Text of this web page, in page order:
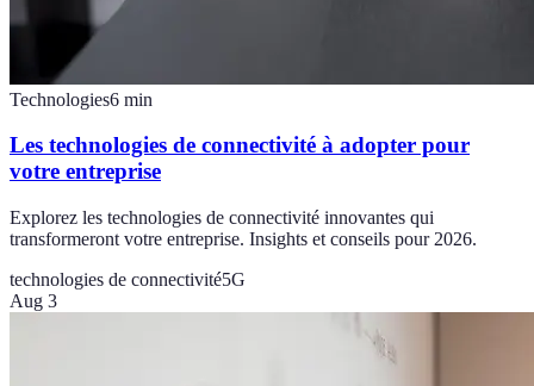
Technologies6 min
Les technologies de connectivité à adopter pour
votre entreprise
Explorez les technologies de connectivité innovantes qui
transformeront votre entreprise. Insights et conseils pour 2026.
technologies de connectivité5G
Aug 3